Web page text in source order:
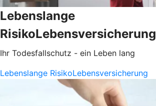
Lebenslange
RisikoLebensversicherung
Ihr Todesfallschutz - ein Leben lang
Lebenslange RisikoLebensversicherung